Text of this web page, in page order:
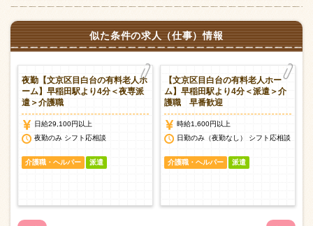
似た条件の求人（仕事）情報
夜勤【文京区目白台の有料老人ホ
ーム】早稲田駅より4分＜夜専派
遣＞介護職
日給29,100円以上
夜勤のみ シフト応相談
介護職・ヘルパー 派遣
【文京区目白台の有料老人ホー
ム】早稲田駅より4分＜派遣＞介
護職 早番歓迎
時給1,600円以上
日勤のみ（夜勤なし） シフト応相談
介護職・ヘルパー 派遣